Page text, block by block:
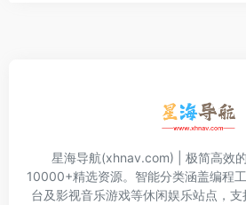
星海导航(xhnav.com) | 极简高效
10000+精选资源。智能分类涵盖编程
台及影视音乐游戏等休闲娱乐站点，